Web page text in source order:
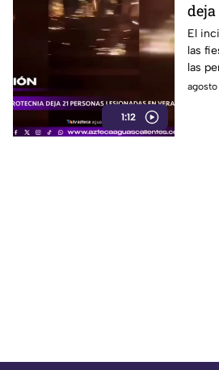
1:12
El
las
las